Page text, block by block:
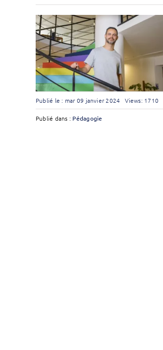
Publié le : mar 09 janvier 2024 Views: 1710
Publié dans : Pédagogie